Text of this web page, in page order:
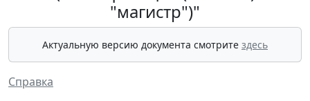
"магистр")"
Актуальную версию документа смотрите здесь
Справка